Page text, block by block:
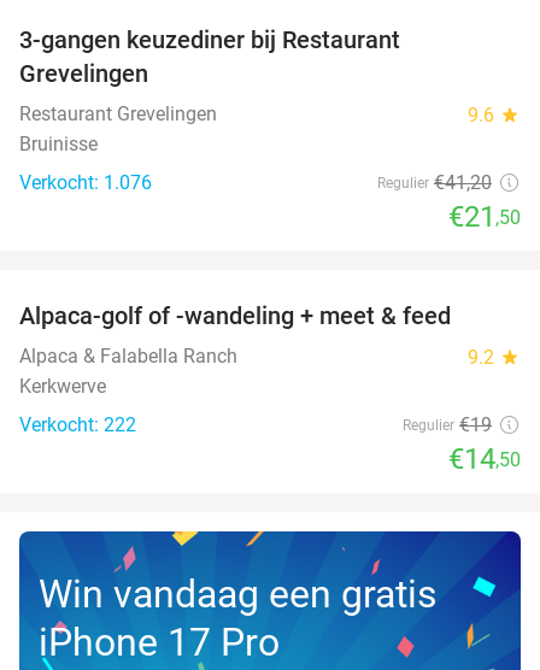
3-gangen keuzediner bij Restaurant
Grevelingen
Restaurant Grevelingen 9.6 star
Bruinisse
Verkocht: 1.076
Regulier €41,20
€21 ,50
Alpaca-golf of -wandeling + meet & feed
Alpaca & Falabella Ranch 9.2 star
Kerkwerve
Verkocht: 222
Regulier €19
€14,50
Win vandaag een gratis
iPhone 17 Pro